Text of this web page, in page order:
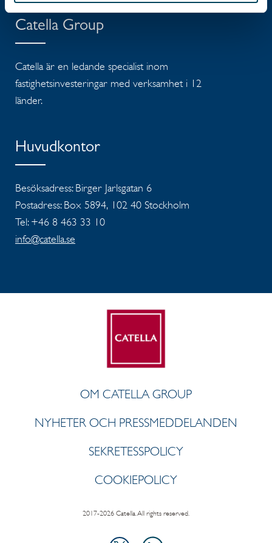
Catella Group
Catella är en ledande specialist inom
fastighetsinvesteringar med verksamhet i 12
länder.
Huvudkontor
Besöksadress: Birger Jarlsgatan 6
Postadress: Box 5894, 102 40 Stockholm
Tel: +46 8 463 33 10
info@catella.se
OM CATELLA GROUP
NYHETER OCH PRESSMEDDELANDEN
SEKRETESSPOLICY
COOKIEPOLICY
2017-2026 Catella. All rights reserved.
LinkedIn